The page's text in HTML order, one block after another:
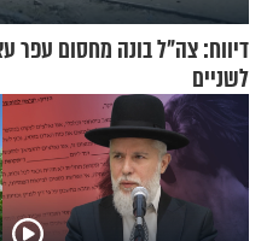
דיווח: צה"ל בונה מחסום עפר
לשניים